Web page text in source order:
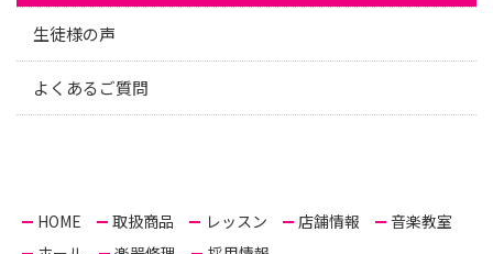
生徒様の声
よくあるご質問
HOME 取扱商品 レッスン 店舗情報
音楽教室